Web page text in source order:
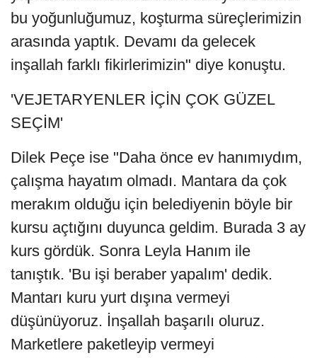
bu yoğunluğumuz, koşturma süreçlerimizin
arasında yaptık. Devamı da gelecek
inşallah farklı fikirlerimizin" diye konuştu.
'VEJETARYENLER İÇİN ÇOK GÜZEL
SEÇİM'
Dilek Peçe ise "Daha önce ev hanımıydım,
çalışma hayatım olmadı. Mantara da çok
merakım olduğu için belediyenin böyle bir
kursu açtığını duyunca geldim. Burada 3 ay
kurs gördük. Sonra Leyla Hanım ile
tanıştık. 'Bu işi beraber yapalım' dedik.
Mantarı kuru yurt dışına vermeyi
düşünüyoruz. İnşallah başarılı oluruz.
Marketlere paketleyip vermeyi